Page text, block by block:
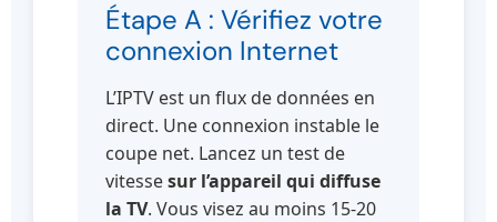
Étape A : Vérifiez votre
connexion Internet
L’IPTV est un flux de données en
direct. Une connexion instable le
coupe net. Lancez un test de
vitessesur l’appareil qui diffuse
la TV. Vous visez au moins 15-20